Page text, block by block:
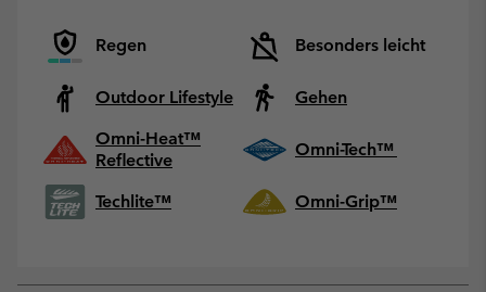
Regen Besonders leicht
Outdoor Lifestyle
Gehen
Omni-Heat™
Reflective
Omni-Tech™
Techlite™ Omni-Grip™